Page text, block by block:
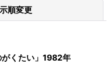
順変更
くたい」1982年